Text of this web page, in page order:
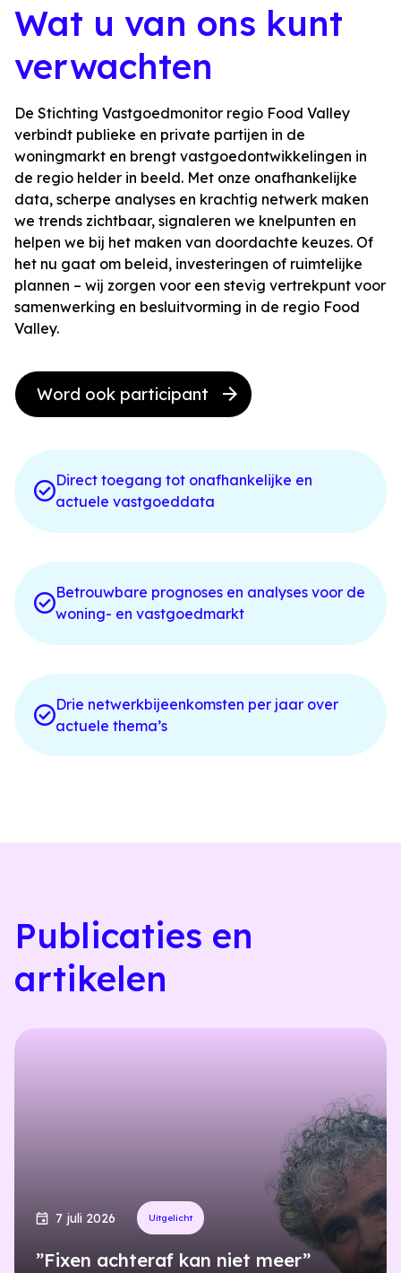
Wat u van ons kunt
verwachten
De Stichting Vastgoedmonitor regio Food Valley
verbindt publieke en private partijen in de
woningmarkt en brengt vastgoedontwikkelingen in
de regio helder in beeld. Met onze onafhankelijke
data, scherpe analyses en krachtig netwerk maken
we trends zichtbaar, signaleren we knelpunten en
helpen we bij het maken van doordachte keuzes. Of
het nu gaat om beleid, investeringen of ruimtelijke
plannen – wij zorgen voor een stevig vertrekpunt voor
samenwerking en besluitvorming in de regio Food
Valley.
Word ook participant
Direct toegang tot onafhankelijke en
actuele vastgoeddata
Betrouwbare prognoses en analyses voor de
woning- en vastgoedmarkt
Drie netwerkbijeenkomsten per jaar over
actuele thema’s
Publicaties en
artikelen
7 juli 2026 Uitgelicht
”Fixen achteraf kan niet meer”